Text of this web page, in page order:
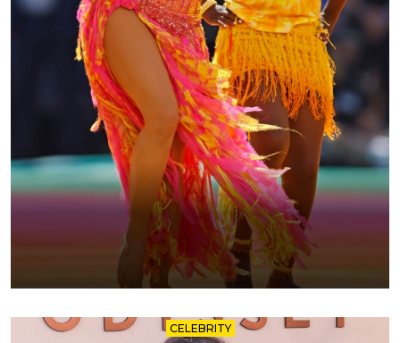
CELEBRITY